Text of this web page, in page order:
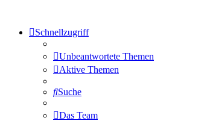
Schnellzugriff
Unbeantwortete Themen
Aktive Themen
Suche
Das Team